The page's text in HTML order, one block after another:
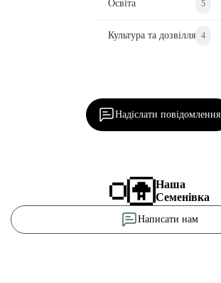
Освіта 5
Культура та дозвілля 4
Надіслати повідомлення
Наша
Семенівка
Написати нам